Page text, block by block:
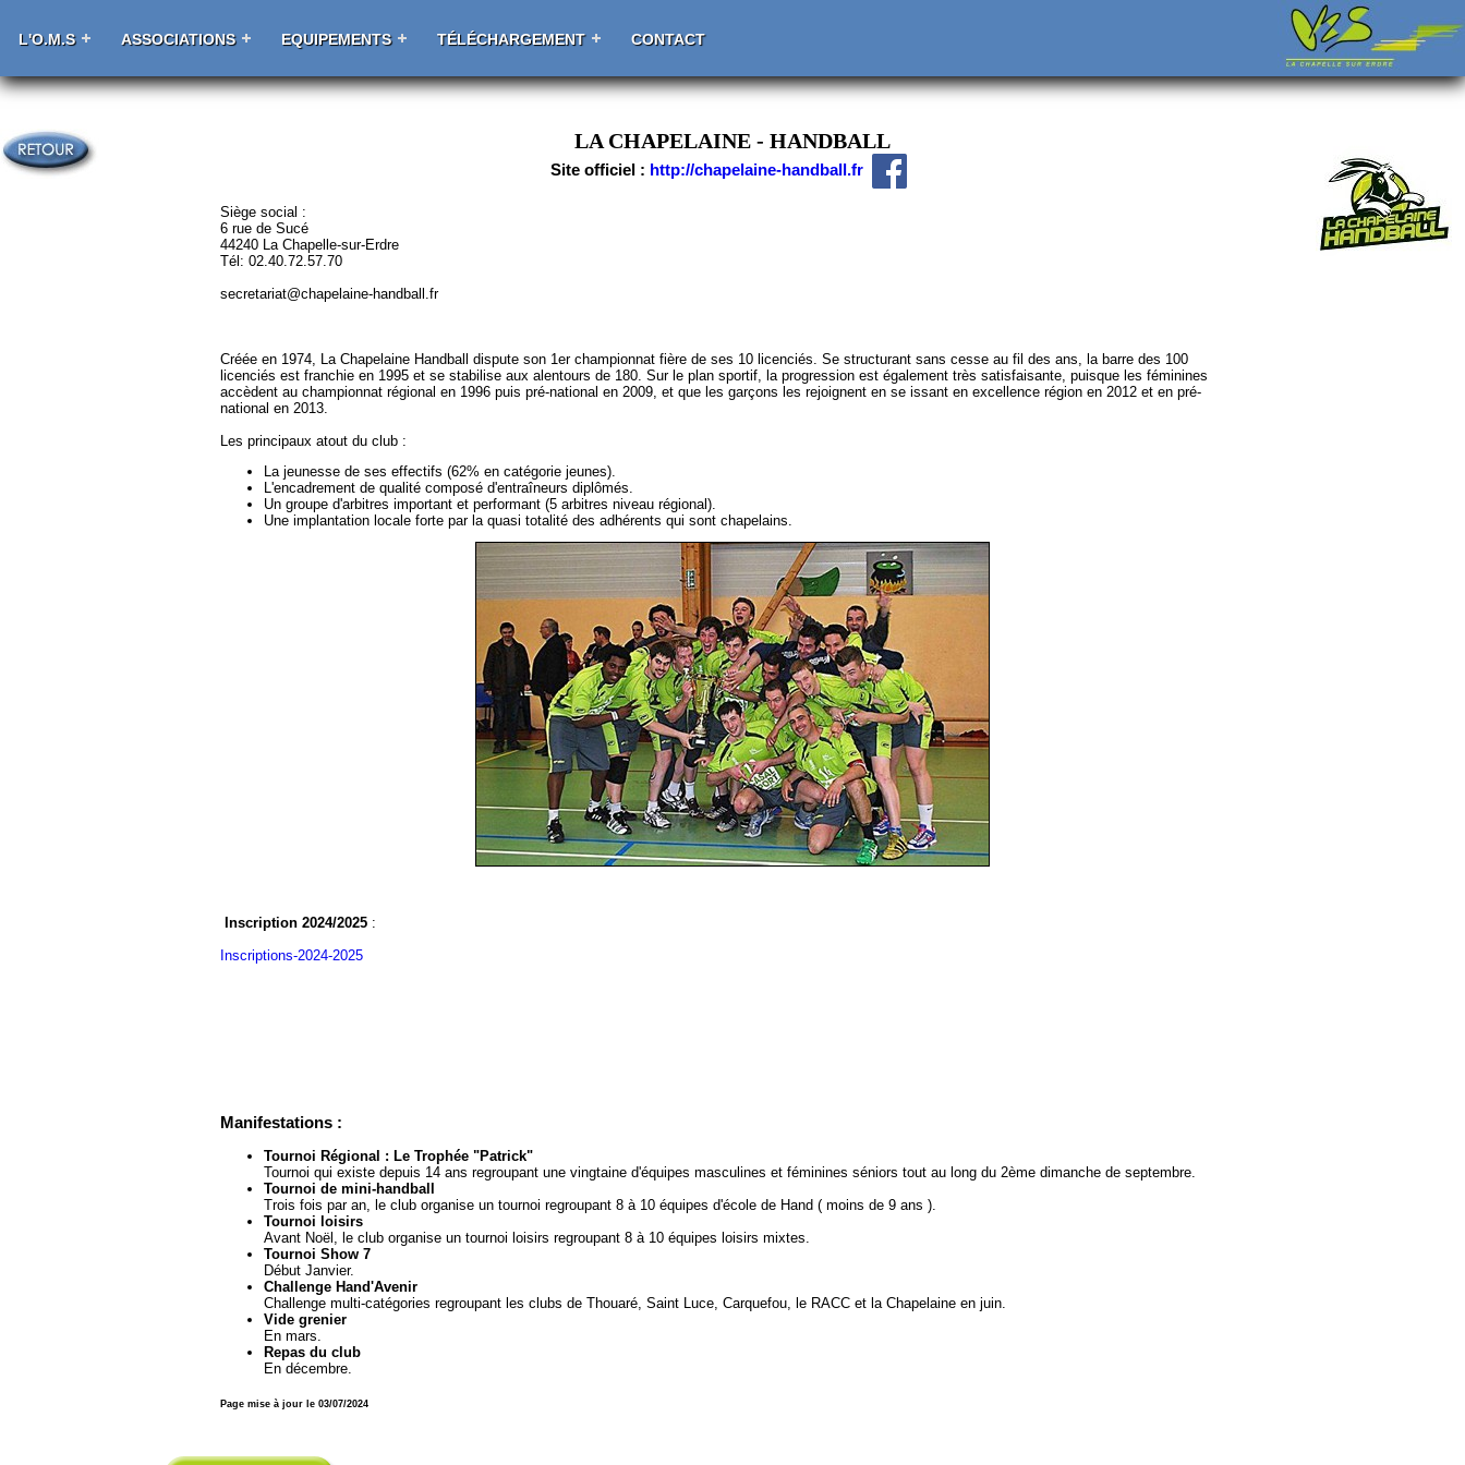
L'O.M.S ASSOCIATIONS EQUIPEMENTS TÉLÉCHARGEMENT CONTACT
LA CHAPELAINE - HANDBALL
Site officiel : http://chapelaine-handball.fr
Siège social :
6 rue de Sucé
44240 La Chapelle-sur-Erdre
Tél: 02.40.72.57.70
secretariat@chapelaine-handball.fr
Créée en 1974, La Chapelaine Handball dispute son 1er championnat fière de ses 10 licenciés. Se structurant sans cesse au fil des ans, la barre des 100
licenciés est franchie en 1995 et se stabilise aux alentours de 180. Sur le plan sportif, la progression est également très satisfaisante, puisque les féminines
accèdent au championnat régional en 1996 puis pré-national en 2009, et que les garçons les rejoignent en se issant en excellence région en 2012 et en pré-
national en 2013.
Les principaux atout du club :
La jeunesse de ses effectifs (62% en catégorie jeunes).
L'encadrement de qualité composé d'entraîneurs diplômés.
Un groupe d'arbitres important et performant (5 arbitres niveau régional).
Une implantation locale forte par la quasi totalité des adhérents qui sont chapelains.
Inscription 2024/2025 :
Inscriptions-2024-2025
Manifestations :
Tournoi Régional : Le Trophée "Patrick"
Tournoi qui existe depuis 14 ans regroupant une vingtaine d'équipes masculines et féminines séniors tout au long du 2ème dimanche de septembre.
Tournoi de mini-handball
Trois fois par an, le club organise un tournoi regroupant 8 à 10 équipes d'école de Hand ( moins de 9 ans ).
Tournoi loisirs
Avant Noël, le club organise un tournoi loisirs regroupant 8 à 10 équipes loisirs mixtes.
Tournoi Show 7
Début Janvier.
Challenge Hand'Avenir
Challenge multi-catégories regroupant les clubs de Thouaré, Saint Luce, Carquefou, le RACC et la Chapelaine en juin.
Vide grenier
En mars.
Repas du club
En décembre.
Page mise à jour le 03/07/2024